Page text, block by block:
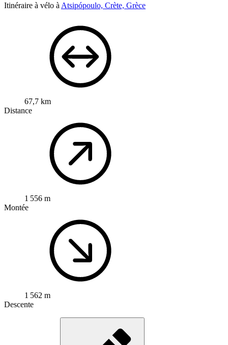
Itinéraire à vélo à Atsipópoulo, Crète, Grèce
67,7 km
Distance
1 556 m
Montée
1 562 m
Descente